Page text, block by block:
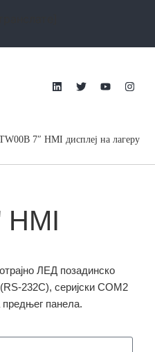
7″ HMI дисплеј на лагеру
HMI
ЛЕД позадинско
232C), серијски COM2
панела.